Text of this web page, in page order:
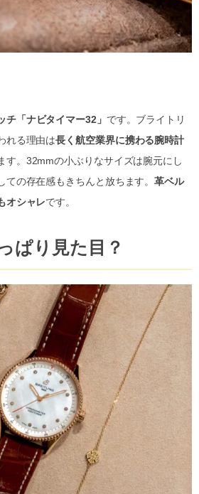
チ「ナビタイマー32」 です。ブライトリ
れる理由は長く航空業界に携わる腕時計
す。32mmの小ぶりなサイズは腕元にし
ての存在感もきちんと放ちます。革ベル
オシャレです。
ぱり見た目？